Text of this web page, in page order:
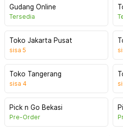
Gudang Online
Tersedia
Toko Jakarta Pusat
sisa 5
Toko Tangerang
sisa 4
Pick n Go Bekasi
Pre-Order